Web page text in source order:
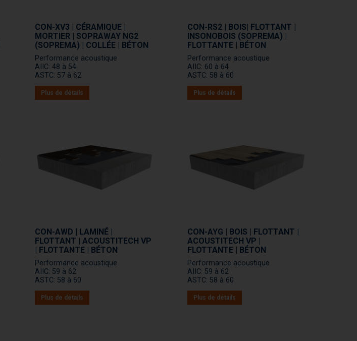
CON-XV3 | CÉRAMIQUE |
MORTIER | SOPRAWAY NG2
(SOPREMA) | COLLÉE | BÉTON
Performance acoustique
AIIC: 48 à 54
ASTC: 57 à 62
Plus de détails
CON-RS2 | BOIS| FLOTTANT |
INSONOBOIS (SOPREMA) |
FLOTTANTE | BÉTON
Performance acoustique
AIIC: 60 à 64
ASTC: 58 à 60
Plus de détails
CON-AWD | LAMINÉ |
FLOTTANT | ACOUSTITECH VP
| FLOTTANTE | BÉTON
Performance acoustique
AIIC: 59 à 62
ASTC: 58 à 60
Plus de détails
CON-AYG | BOIS | FLOTTANT |
ACOUSTITECH VP |
FLOTTANTE | BÉTON
Performance acoustique
AIIC: 59 à 62
ASTC: 58 à 60
Plus de détails